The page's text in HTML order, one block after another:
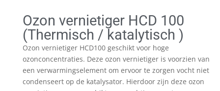
Ozon vernietiger HCD 100
(Thermisch / katalytisch )
Ozon vernietiger HCD100 geschikt voor hoge
ozonconcentraties. Deze ozon vernietiger is voorzien van
een verwarmingselement om ervoor te zorgen vocht niet
condenseert op de katalysator. Hierdoor zijn deze ozon